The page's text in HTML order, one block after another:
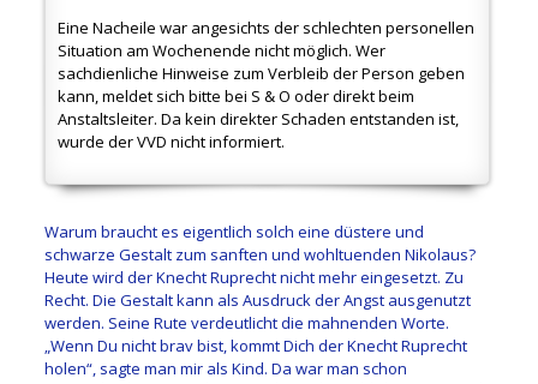
Eine Nacheile war angesichts der schlechten personellen
Situation am Wochenende nicht möglich. Wer
sachdienliche Hinweise zum Verbleib der Person geben
kann, meldet sich bitte bei S & O oder direkt beim
Anstaltsleiter. Da kein direkter Schaden entstanden ist,
wurde der VVD nicht informiert.
Warum braucht es eigentlich solch eine düstere und
schwarze Gestalt zum sanften und wohltuenden Nikolaus?
Heute wird der Knecht Ruprecht nicht mehr eingesetzt. Zu
Recht. Die Gestalt kann als Ausdruck der Angst ausgenutzt
werden. Seine Rute verdeutlicht die mahnenden Worte.
„Wenn Du nicht brav bist, kommt Dich der Knecht Ruprecht
holen“, sagte man mir als Kind. Da war man schon